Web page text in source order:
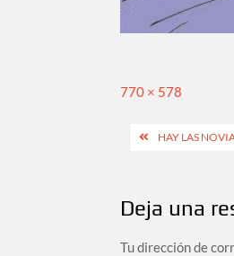
Tamaño
770 × 578
entradas
HAY LAS
Deja una
Tu dirección de